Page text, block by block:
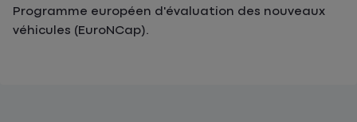
Programme européen d'évaluation des nouveaux
véhicules (EuroNCap).